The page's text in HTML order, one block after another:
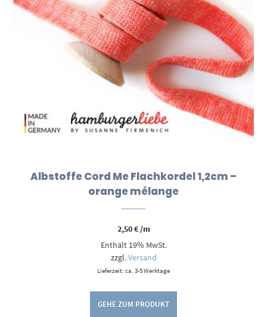
Albstoffe Cord Me Flachkordel 1,2cm –
orange mélange
2,50€/m
Enthält 19% MwSt.
zzgl.Versand
Lieferzeit: ca. 3-5 Werktage
GEHE ZUM PRODUKT